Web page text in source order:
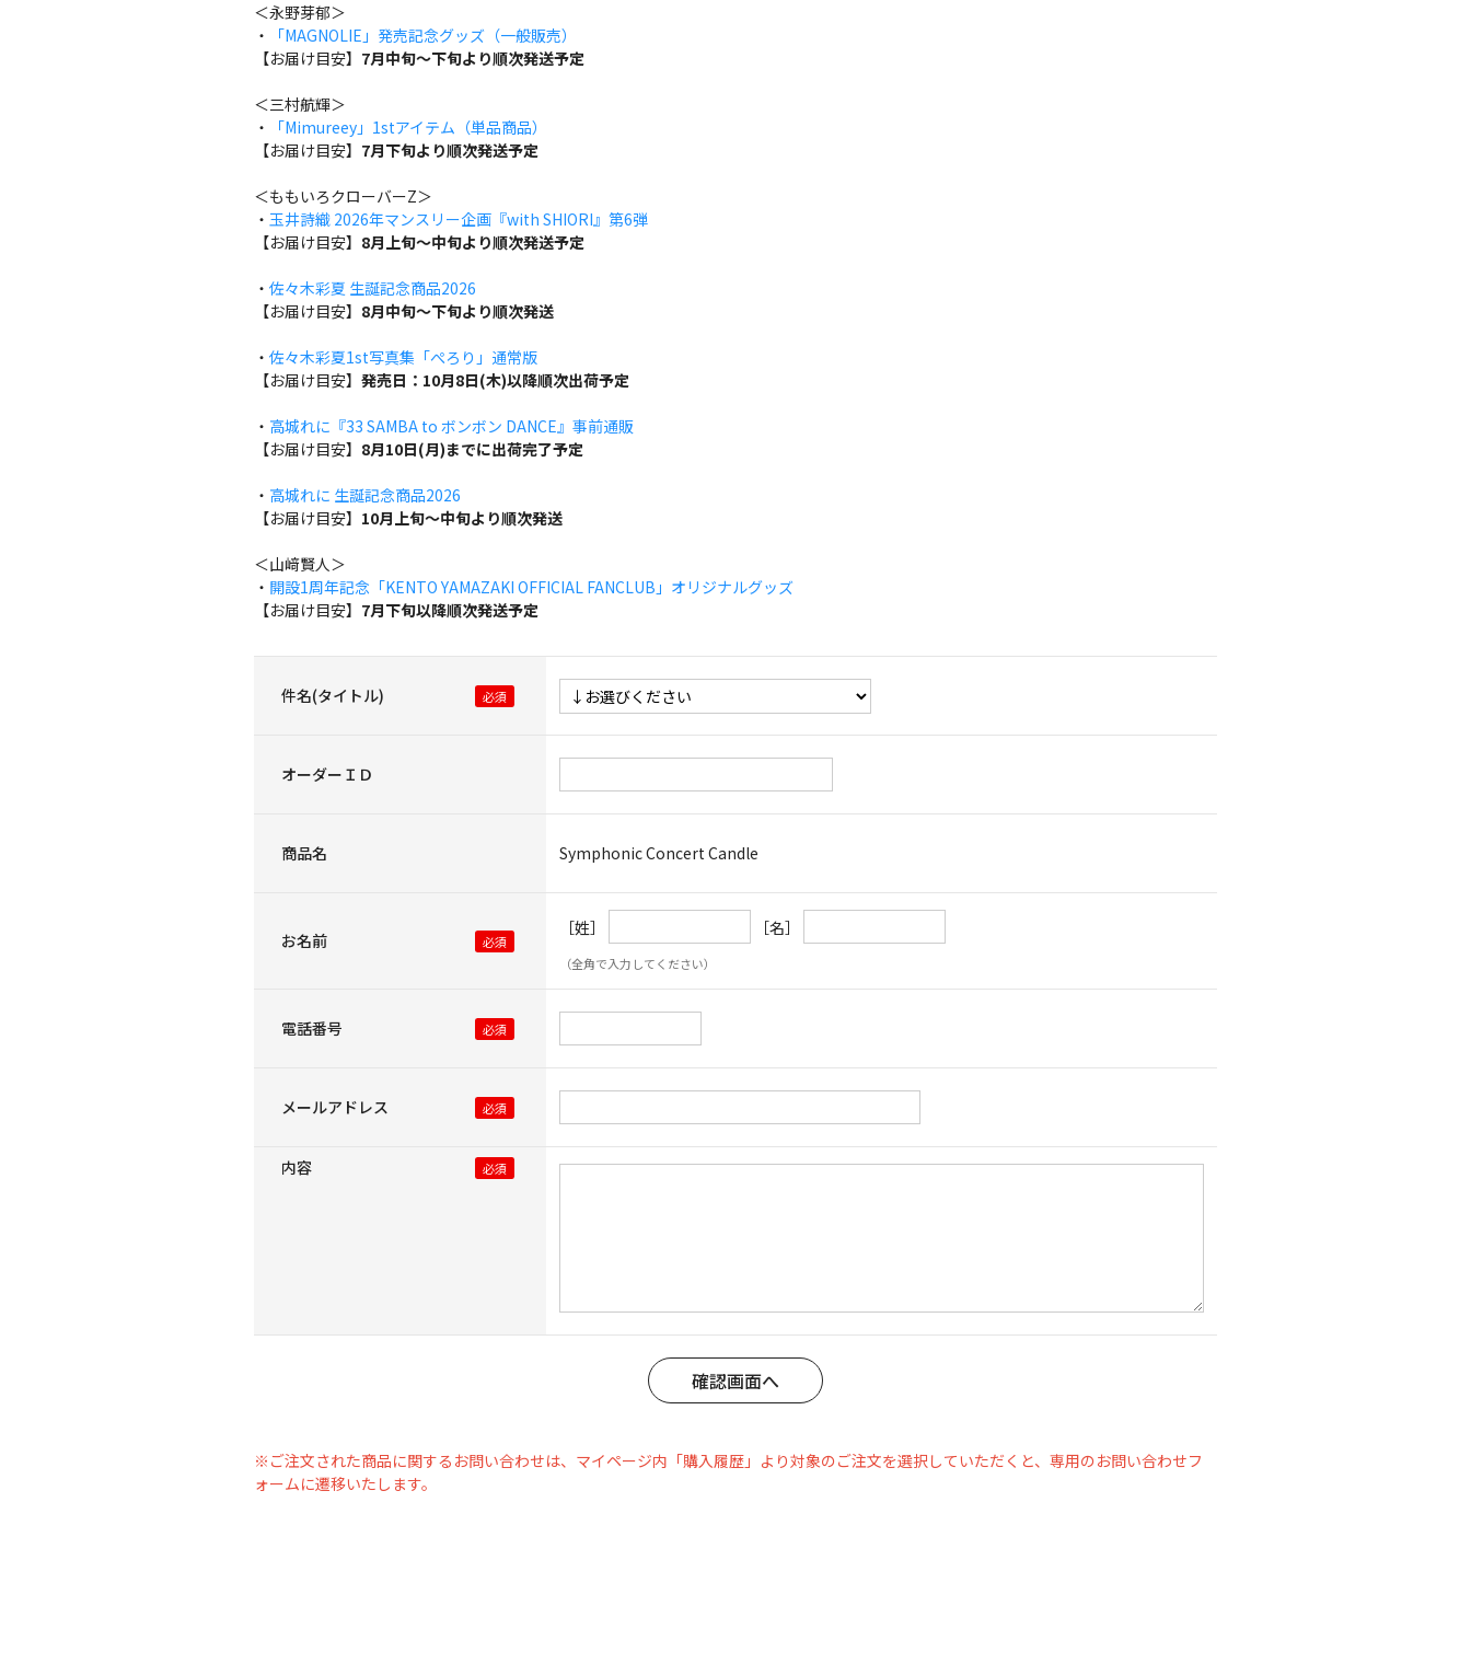
＜永野芽郁＞
・
「MAGNOLIE」発売記念グッズ（一般販売）
【お届け目安】 7月中旬～下旬より順次発送予定
＜三村航輝＞
・
「Mimureey」1stアイテム（単品商品）
【お届け目安】 7月下旬より順次発送予定
＜ももいろクローバーZ＞
・ 玉井詩織 2026年マンスリー企画『with SHIORI』第6弾
【お届け目安】 8月上旬～中旬より順次発送予定
・ 佐々木彩夏 生誕記念商品2026
【お届け目安】 8月中旬～下旬より順次発送
・ 佐々木彩夏1st写真集「ぺろり」通常版
【お届け目安】 発売日：10月8日(木)以降順次出荷予定
・ 高城れに『33 SAMBA to ボンボン DANCE』事前通販
【お届け目安】 8月10日(月)までに出荷完了予定
・ 高城れに 生誕記念商品2026
【お届け目安】 10月上旬～中旬より順次発送
＜山﨑賢人＞
・ 開設1周年記念「KENTO YAMAZAKI OFFICIAL FANCLUB」オリジナルグッズ
【お届け目安】 7月下旬以降順次発送予定
件名(タイトル)
オーダーＩＤ
商品名 Symphonic Concert Candle
お名前
［姓］ ［名］
（全角で入力してください）
電話番号
メールアドレス
内容
※ご注文された商品に関するお問い合わせは、マイページ内「購入履歴」より対象のご注文を選択していただくと、専用のお問い合わせフ
ォームに遷移いたします。